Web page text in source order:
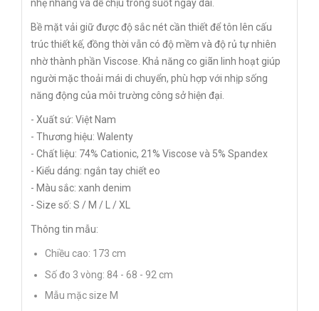
nhẹ nhàng và dễ chịu trong suốt ngày dài.
Bề mặt vải giữ được độ sắc nét cần thiết để tôn lên cấu
trúc thiết kế, đồng thời vẫn có độ mềm và độ rủ tự nhiên
nhờ thành phần Viscose. Khả năng co giãn linh hoạt giúp
người mặc thoải mái di chuyển, phù hợp với nhịp sống
năng động của môi trường công sở hiện đại.
- Xuất sứ: Việt Nam
- Thương hiệu: Walenty
- Chất liệu: 74% Cationic, 21% Viscose và 5% Spandex
- Kiểu dáng: ngắn tay chiết eo
- Màu sắc: xanh denim
- Size số: S / M / L / XL
Thông tin mẫu:
Chiều cao: 173 cm
Số đo 3 vòng: 84 - 68 - 92 cm
Mẫu mặc size M